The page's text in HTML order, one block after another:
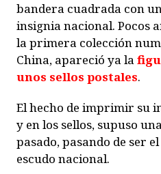
bandera cuadrada con
insignia nacional. Pocos
la primera colección
China, apareció ya la
unos sellos postales.
El hecho de imprimir su
y en los sellos, supuso
pasado, pasando de ser
escudo nacional.